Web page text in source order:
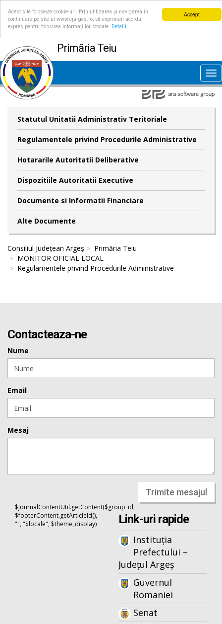
Accept
Acest site folosește cookie-uri. Prin utilizarea și navigarea în
continuare pe site-ul www.cjarges.ro, vă exprimați acordul
expres pentru folosirea informațiilor stocate.
Detalii
Primăria Teiu
Statutul Unitatii Administrativ Teritoriale
Regulamentele privind Procedurile Administrative
Hotararile Autoritatii Deliberative
Dispozitiile Autoritatii Executive
Documente si Informatii Financiare
Alte Documente
Consiliul Județean Argeș
Primăria Teiu
MONITOR OFICIAL LOCAL
Regulamentele privind Procedurile Administrative
Contacteaza-ne
Nume
Email
Mesaj
Trimite mesajul
$journalContentUtil.getContent($group_id,
$footerContent.getArticleId(),
"", "$locale", $theme_display)
Link-uri rapide
Instituția
Prefectului –
Județul Argeș
Guvernul
Romaniei
Senat